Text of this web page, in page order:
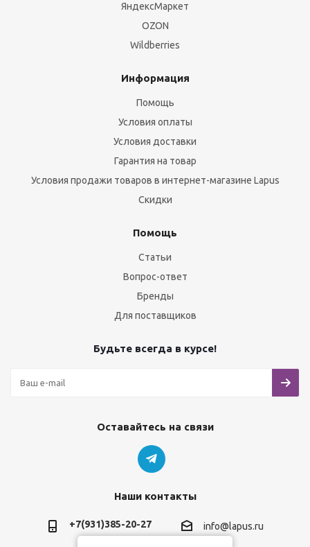
ЯндексМаркет
OZON
Wildberries
Информация
Помощь
Условия оплаты
Условия доставки
Гарантия на товар
Условия продажи товаров в интернет-магазине Lapus
Скидки
Помощь
Статьи
Вопрос-ответ
Бренды
Для поставщиков
Будьте всегда в курсе!
Оставайтесь на связи
Наши контакты
+7(931)385-20-27 info@lapus.ru